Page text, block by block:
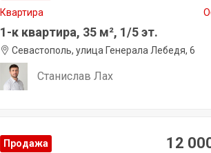
Квартира
1-к квартира, 35 м², 1/5 эт.
Севастополь, улица Генерала Лебедя, 6
Станислав Лах
Продажа 12